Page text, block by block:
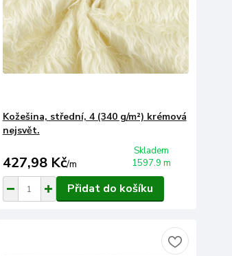
Kožešina, střední, 4 (340 g/m²) krémová
nejsvět.
427,98 Kč/m
Skladem
1597.9 m
Přidat do košíku